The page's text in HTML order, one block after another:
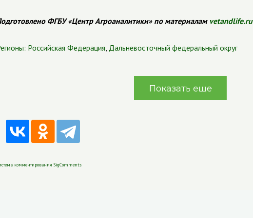
ФГБУ «Центр Агроаналитики» по материалам vetandlife.ru
Российская Федерация, Дальневосточный федеральный округ
Показать еще
комментирования SigComments